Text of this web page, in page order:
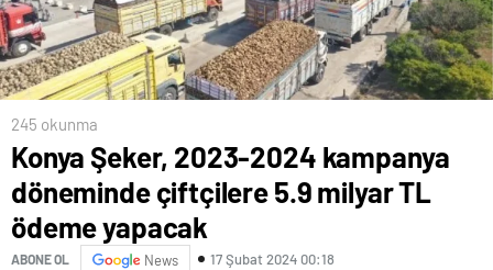
245 okunma
Konya Şeker, 2023-2024 kampanya
döneminde çiftçilere 5.9 milyar TL
ödeme yapacak
ABONE OL News 17 Şubat 2024 00:18